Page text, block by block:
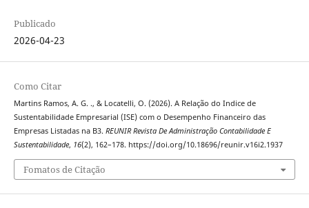
Publicado
2026-04-23
Como Citar
Martins Ramos, A. G. ., & Locatelli, O. (2026). A Relação do Indice de
Sustentabilidade Empresarial (ISE) com o Desempenho Financeiro das
Empresas Listadas na B3. REUNIR Revista De Administração Contabilidade E
Sustentabilidade, 16(2), 162–178. https://doi.org/10.18696/reunir.v16i2.1937
Fomatos de Citação